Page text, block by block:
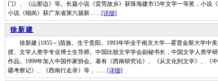
门》、《山那边》等。长篇小说《蛮荒故乡》获珠海建市15年文学一等奖，小说
小说《细岗》获广东省第六届新……[详细]
徐新建
徐新建 (1955～)苗族。生于贵阳。1993年毕业于南京大学—霍普金斯大学中
授、文学人类学专业博士生导师。中国比较文学学会副秘书长，中国文学人类学
作品。1999年加入中国作家协会。著有《西南研究论》、《从文化到文学》、《
疆考察记》、《西南行走录》等，……[详细]